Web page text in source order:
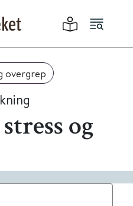
overgrep
og